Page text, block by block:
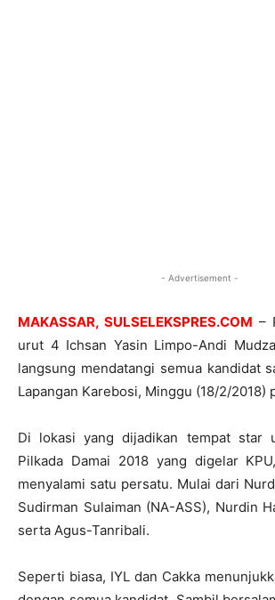
- Advertisement -
MAKASSAR, SULSELEKSPRES.COM –
urut 4 Ichsan Yasin Limpo-Andi
langsung mendatangi semua kandidat
Lapangan Karebosi, Minggu (18/2/2018)
Di lokasi yang dijadikan tempat star
Pilkada Damai 2018 yang digelar
menyalami satu persatu. Mulai dari
Sudirman Sulaiman (NA-ASS), Nurdin
serta Agus-Tanribali.
Seperti biasa, IYL dan Cakka